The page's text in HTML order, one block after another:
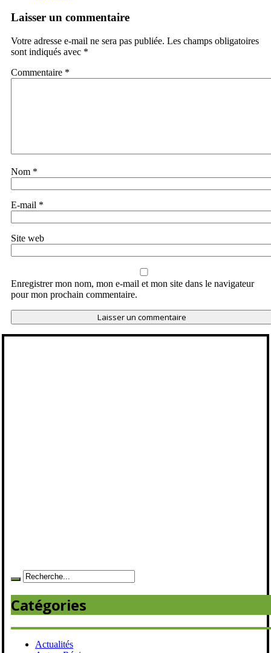
Laisser un commentaire
Votre adresse e-mail ne sera pas publiée. Les champs obligatoires
sont indiqués avec *
Commentaire *
Nom *
E-mail *
Site web
Enregistrer mon nom, mon e-mail et mon site dans le navigateur
pour mon prochain commentaire.
Catégories
Actualités